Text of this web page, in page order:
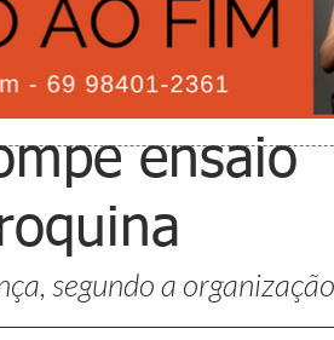
ensaio
segundo a organização